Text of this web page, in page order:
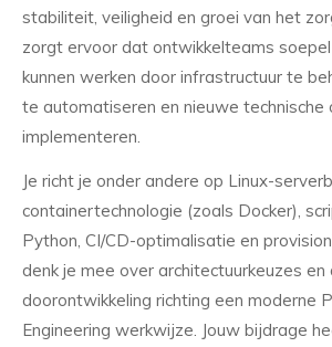
stabiliteit, veiligheid en groei van het
zorgt ervoor dat ontwikkelteams
kunnen werken door infrastructuur te
te automatiseren en nieuwe technische
implementeren.
Je richt je onder andere op Linux-
containertechnologie (zoals Docker),
Python, CI/CD-optimalisatie en
denk je mee over architectuurkeuzes
doorontwikkeling richting een moderne
Engineering werkwijze. Jouw bijdrage